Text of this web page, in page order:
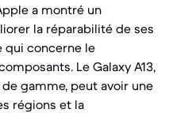
a montré un
la réparabilité de ses
qui concerne le
Le Galaxy A13,
gamme, peut avoir une
régions et la